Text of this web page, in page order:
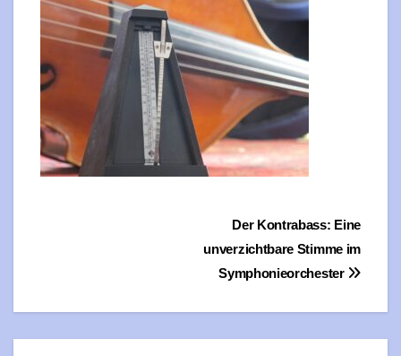
BeitragsnavigationDer Kontrabass: Eine
unverzichtbare Stimme im
Symphonieorchester